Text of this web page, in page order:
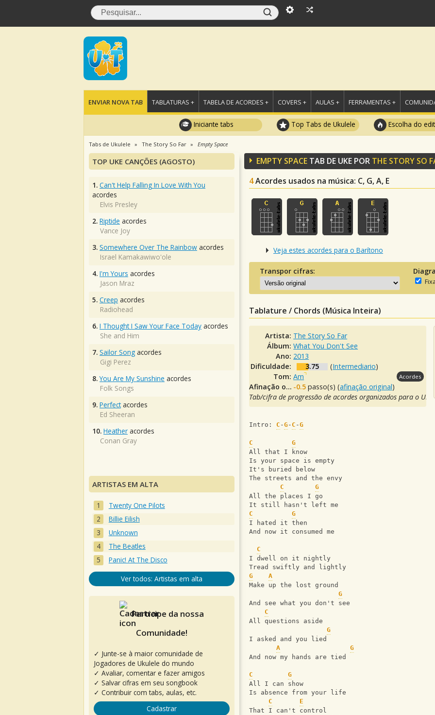
ENVIAR NOVA TAB TABLATURAS + TABELA DE ACORDES + COVERS + AULAS + FERRAMENTAS +
Iniciante tabs Top Tabs de Ukulele Escolha do
Tabs de Ukulele The Story So Far Empty Space
EMPTY SPACE TAB DE UKE POR THE STORY SO
4Acordes usados na música: C, G, A, E
Veja estes acordes para o Barítono
Transpor cifras:
Tablature / Chords (Música Inteira)
Artista: The Story So Far
Álbum:What You Don't See
Ano: 2013
Dificuldade:
3.75 (Intermediario)
Tom:Am Acordes
Afinação original: -0.5 passo(s) (afinação original)
Tab/cifra de progressão de acordes organizados para o
Intro: C -G- C -G
C
G
All that I know
Is your space is empty
It's buried below
The streets and the envy
C
G
All the places I go
It still hasn't left me
C
G
I hated it then
And now it consumed me
C
I dwell on it nightly
Tread swiftly and lightly
G
A
Make up the lost ground
G
And see what you don't see
C
All questions aside
G
I asked and you lied
A
G
And now my hands are tied
C
G
All I can show
Is absence from your life
C
E
That I can't control
TOP UKE CANÇÕES (AGOSTO)
1. Can't Help Falling In Love With You
acordes
Elvis Presley
2. Riptide acordes
Vance Joy
3. Somewhere Over The Rainbow acordes
Israel Kamakawiwo'ole
4. I'm Yours acordes
Jason Mraz
5. Creep acordes
Radiohead
6. I Thought I Saw Your Face Today acordes
She and Him
7. Sailor Song acordes
Gigi Perez
8. You Are My Sunshine acordes
Folk Songs
9. Perfectacordes
Ed Sheeran
10. Heather acordes
Conan Gray
ARTISTAS EM ALTA
Twenty One Pilots
Billie Eilish
Unknown
The Beatles
Panic! At The Disco
Ver todos: Artistas em alta
Participe da nossa
Comunidade!
✓ Junte-se à maior comunidade de
Jogadores de Ukulele do mundo
✓ Avaliar, comentar e fazer amigos
✓ Salvar cifras em seu songbook
✓ Contribuir com tabs, aulas, etc.
Cadastrar